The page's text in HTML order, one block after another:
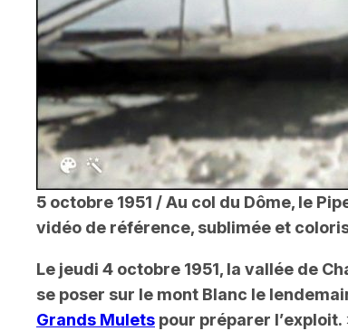
5 octobre 1951 / Au col du Dôme, le
vidéo de référence, sublimée et
Le jeudi 4 octobre 1951, la vallée de
se poser sur le mont Blanc le
Grands Mulets pour préparer l’exploit.